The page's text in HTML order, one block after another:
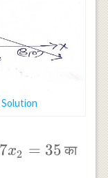
7x2 = 35 का